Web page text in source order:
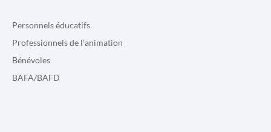
Personnels éducatifs
Professionnels de l’animation
Bénévoles
BAFA/BAFD